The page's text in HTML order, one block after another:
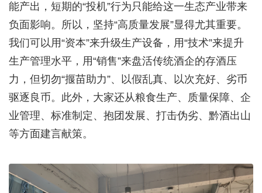
能产出，短期的“投机”行为只能给这一生态产业带来
负面影响。所以，坚持“高质量发展”显得尤其重要。
我们可以用“资本”来升级生产设备，用“技术”来提升
生产管理水平，用“销售”来盘活传统酒企的存酒压
力，但切勿“揠苗助力”、以假乱真、以次充好、劣币
驱逐良币。此外，大家还从粮食生产、质量保障、企
业管理、标准制定、抱团发展、打击伪劣、黔酒出山
等方面建言献策。